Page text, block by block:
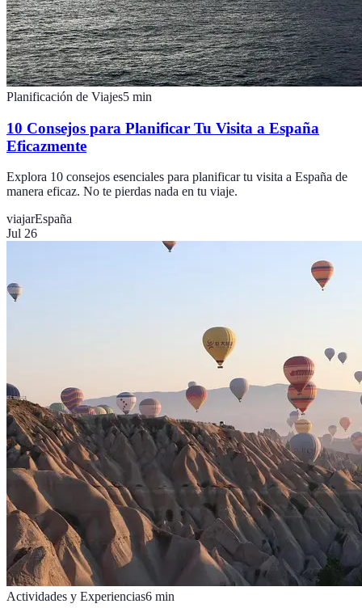
Planificación de Viajes5 min
10 Consejos para Planificar Tu Visita a España
Eficazmente
Explora 10 consejos esenciales para planificar tu visita a España de
manera eficaz. No te pierdas nada en tu viaje.
viajarEspaña
Jul 26
Actividades y Experiencias6 min